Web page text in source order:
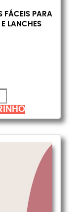
FÁCEIS PARA
E LANCHES